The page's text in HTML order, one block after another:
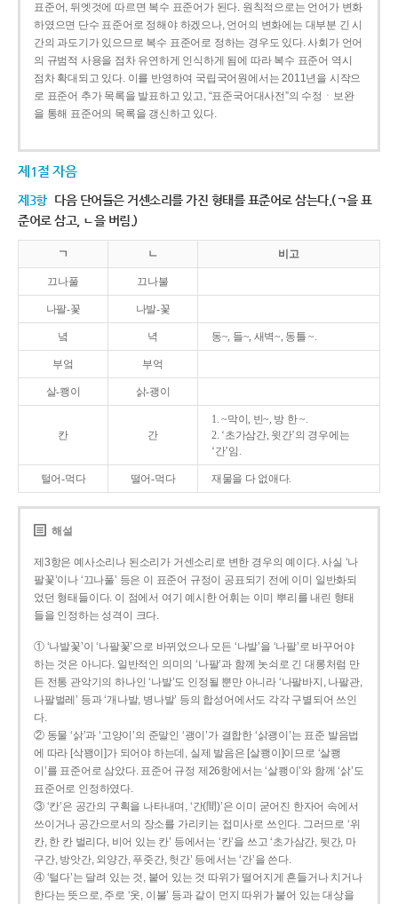
표준어, 뒤엣것에 따르면 복수 표준어가 된다. 원칙적으로는 언어가 변화
하였으면 단수 표준어로 정해야 하겠으나, 언어의 변화에는 대부분 긴 시
간의 과도기가 있으므로 복수 표준어로 정하는 경우도 있다. 사회가 언어
의 규범적 사용을 점차 유연하게 인식하게 됨에 따라 복수 표준어 역시
점차 확대되고 있다. 이를 반영하여 국립국어원에서는 2011년을 시작으
로 표준어 추가 목록을 발표하고 있고, “표준국어대사전”의 수정ㆍ보완
을 통해 표준어의 목록을 갱신하고 있다.
제1절 자음
제3항 다음 단어들은 거센소리를 가진 형태를 표준어로 삼는다.(ㄱ을 표
준어로 삼고, ㄴ을 버림.)
ㄱ ㄴ 비고
끄나풀 끄나불
나팔-꽃 나발-꽃
녘 녁 동~, 들~, 새벽~, 동틀 ~.
부엌 부억
살-쾡이 삵-괭이
칸 간
1. ~막이, 빈~, 방 한 ~.
2. ‘초가삼간, 윗간’의 경우에는
‘간’임.
털어-먹다 떨어-먹다 재물을 다 없애다.
해설
제3항은 예사소리나 된소리가 거센소리로 변한 경우의 예이다. 사실 ‘나
팔꽃’이나 ‘끄나풀’ 등은 이 표준어 규정이 공표되기 전에 이미 일반화되
었던 형태들이다. 이 점에서 여기 예시한 어휘는 이미 뿌리를 내린 형태
들을 인정하는 성격이 크다.
① ‘나발꽃’이 ‘나팔꽃’으로 바뀌었으나 모든 ‘나발’을 ‘나팔’로 바꾸어야
하는 것은 아니다. 일반적인 의미의 ‘나팔’과 함께 놋쇠로 긴 대롱처럼 만
든 전통 관악기의 하나인 ‘나발’도 인정될 뿐만 아니라 ‘나팔바지, 나팔관,
나팔벌레’ 등과 ‘개나발, 병나발’ 등의 합성어에서도 각각 구별되어 쓰인
다.
② 동물 ‘삵’과 ‘고양이’의 준말인 ‘괭이’가 결합한 ‘삵괭이’는 표준 발음법
에 따라 [삭꽹이]가 되어야 하는데, 실제 발음은 [살쾡이]이므로 ‘살쾡
이’를 표준어로 삼았다. 표준어 규정 제26항에서는 ‘살쾡이’와 함께 ‘삵’도
표준어로 인정하였다.
③ ‘칸’은 공간의 구획을 나타내며, ‘간(間)’은 이미 굳어진 한자어 속에서
쓰이거나 공간으로서의 장소를 가리키는 접미사로 쓰인다. 그러므로 ‘위
칸, 한 칸 벌리다, 비어 있는 칸’ 등에서는 ‘칸’을 쓰고 ‘초가삼간, 뒷간, 마
구간, 방앗간, 외양간, 푸줏간, 헛간’ 등에서는 ‘간’을 쓴다.
④ ‘털다’는 달려 있는 것, 붙어 있는 것 따위가 떨어지게 흔들거나 치거나
한다는 뜻으로, 주로 ‘옷, 이불’ 등과 같이 먼지 따위가 붙어 있는 대상을